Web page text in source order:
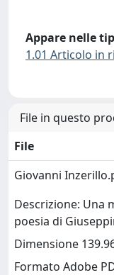
Appare nelle
1.01 Articolo in
File in questo
File
Giovanni
Descrizione: Una
poesia di
Dimensione
Formato Adobe